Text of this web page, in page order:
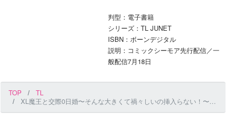
判型：電子書籍
シリーズ：TL JUNET
ISBN：ボーンデジタル
説明：コミックシーモア先行配信／一
般配信7月18日
TOP
TL
XL魔王と交際0日婚〜そんな大きくて禍々しいの挿入らない！〜 第16話